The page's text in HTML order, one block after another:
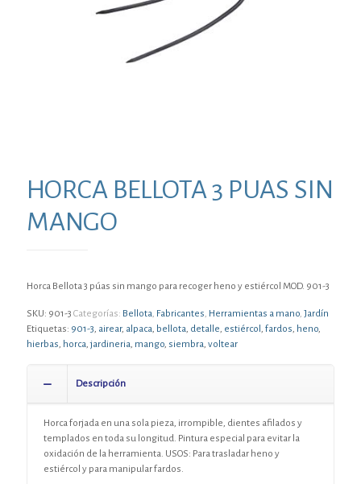
HORCA BELLOTA 3 PUAS SIN
MANGO
Horca Bellota 3 púas sin mango para recoger heno y estiércol MOD. 901-3
SKU: 901-3 Categorías: Bellota, Fabricantes, Herramientas a mano, Jardín
Etiquetas: 901-3, airear, alpaca, bellota, detalle, estiércol , fardos, heno,
hierbas, horca,jardineria, mango, siembra, voltear
Descripción
Horca forjada en una sola pieza, irrompible, dientes afilados y
templados en toda su longitud. Pintura especial para evitar la
oxidación de la herramienta. USOS: Para trasladar heno y
estiércol y para manipular fardos.